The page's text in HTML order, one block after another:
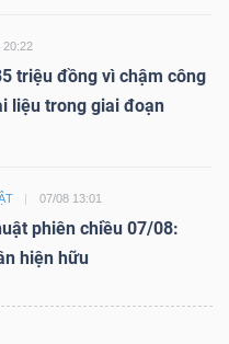
20:22
triệu đồng vì chậm công
liệu trong giai đoạn
07/08 13:01
phiên chiều 07/08:
hiện hữu